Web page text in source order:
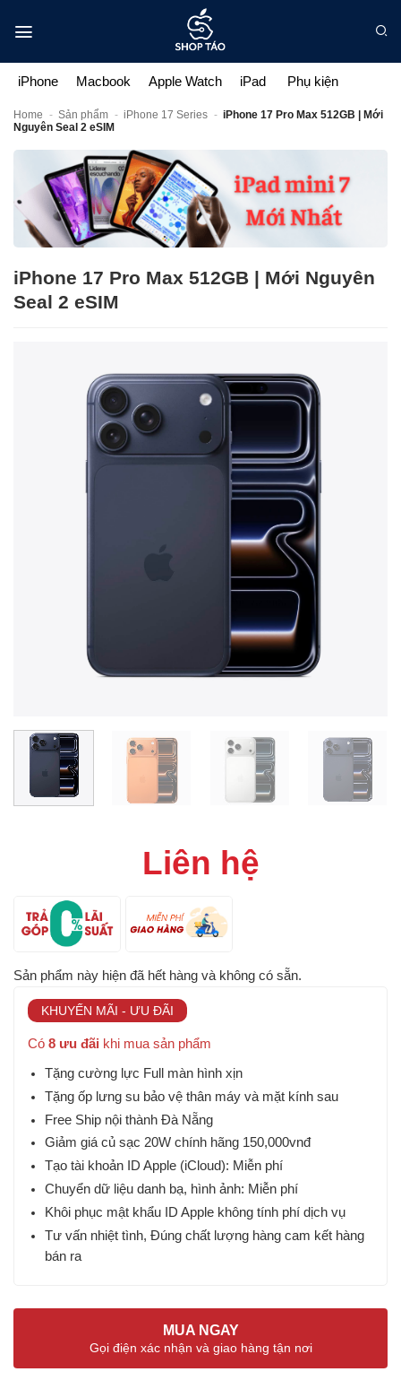
qua
iPhone Macbook Apple Watch iPad Phụ kiện
Home - Sản phẩm - iPhone 17 Series - iPhone 17 Pro Max 512GB | Mới
Nguyên Seal 2 eSIM
iPhone 17 Pro Max 512GB | Mới Nguyên
Seal 2 eSIM
Liên hệ
Sản phẩm này hiện đã hết hàng và không có sẵn.
KHUYẾN MÃI - ƯU ĐÃI
Có 8 ưu đãi khi mua sản phẩm
Tặng cường lực Full màn hình xịn
Tặng ốp lưng su bảo vệ thân máy và mặt kính sau
Free Ship nội thành Đà Nẵng
Giảm giá củ sạc 20W chính hãng 150,000vnđ
Tạo tài khoản ID Apple (iCloud): Miễn phí
Chuyển dữ liệu danh bạ, hình ảnh: Miễn phí
Khôi phục mật khẩu ID Apple không tính phí dịch vụ
Tư vấn nhiệt tình, Đúng chất lượng hàng cam kết hàng
bán ra
MUA NGAY
Gọi điện xác nhận và giao hàng tận nơi